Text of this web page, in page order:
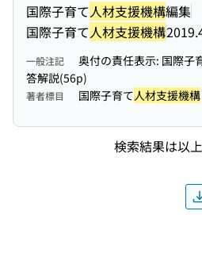
国際子育て人材支援機構編集
国際子育て人材支援機構
一般注記 奥付の責任表示: 国際子
答解説(56p)
著者標目 国際子育て人材支援機構
検索結果は以上